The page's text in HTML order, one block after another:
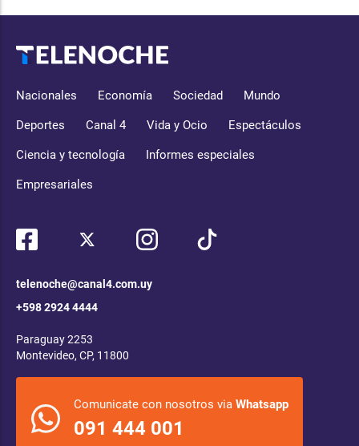
Nacionales Economía Sociedad Mundo
Deportes Canal 4 Vida y Ocio Espectáculos
Ciencia y tecnología Informes especiales
Empresariales
telenoche@canal4.com.uy
+598 2924 4444
Paraguay 2253
Montevideo, CP, 11800
Comunicate con nosotros via Whatsapp
091 444 001